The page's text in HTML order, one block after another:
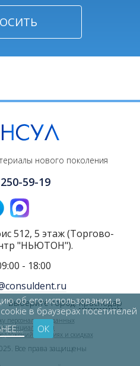
нового поколения
59-19
512, 5 этаж (Торгово-
"НЬЮТОН").
- 18:00
Выберите город: Краснодар
персональных данных
об акциях и скидках
Все права защищены
об его использовании, в
в браузерах посетителей
ОК